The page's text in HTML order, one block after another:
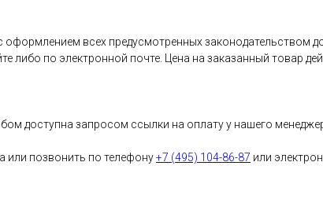
всех предусмотренных законодательством
либо по электронной почте. Цена на заказанный товар
доступна запросом ссылки на оплату у нашего
или позвонить по телефону+7 (495) 104-86-87 или